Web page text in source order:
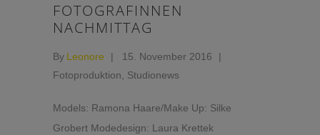
FOTOGRAFINNEN
NACHMITTAG
By Leonore
15. November 2016
Fotoproduktion, Studionews
Models: Ramona Haare/Make Up: Silke
Grobert Modedesign: Laura Krettek